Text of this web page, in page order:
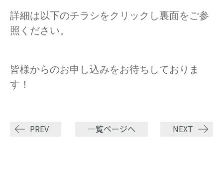
詳細は以下のチラシをクリックし裏面をご参
照ください。
皆様からのお申し込みをお待ちしておりま
す！
PREV 一覧ページへ NEXT